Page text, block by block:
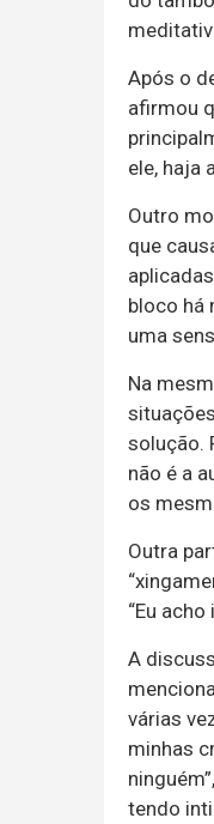
Após o
afirmou
ele, haja
Outro
que
bloco há
uma
Na
solução.
não é a
os
Outra
“Eu
A
várias
minhas
tendo